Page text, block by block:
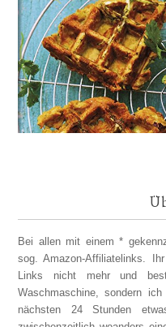
Bei allen mit einem *
sog. Amazon-Affiliatelinks.
Links nicht mehr und
Waschmaschine, sondern
nächsten 24 Stunden